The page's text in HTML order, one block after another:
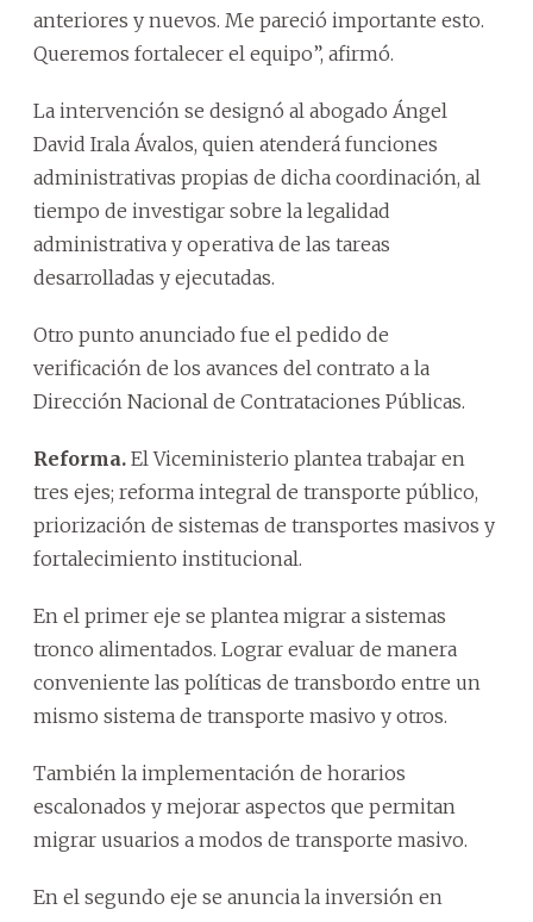
anteriores y nuevos. Me pareció importante esto.
Queremos fortalecer el equipo”, afirmó.
La intervención se designó al abogado Ángel
David Irala Ávalos, quien atenderá funciones
administrativas propias de dicha coordinación, al
tiempo de investigar sobre la legalidad
administrativa y operativa de las tareas
desarrolladas y ejecutadas.
Otro punto anunciado fue el pedido de
verificación de los avances del contrato a la
Dirección Nacional de Contrataciones Públicas.
Reforma. El Viceministerio plantea trabajar en
tres ejes; reforma integral de transporte público,
priorización de sistemas de transportes masivos y
fortalecimiento institucional.
En el primer eje se plantea migrar a sistemas
tronco alimentados. Lograr evaluar de manera
conveniente las políticas de transbordo entre un
mismo sistema de transporte masivo y otros.
También la implementación de horarios
escalonados y mejorar aspectos que permitan
migrar usuarios a modos de transporte masivo.
En el segundo eje se anuncia la inversión en